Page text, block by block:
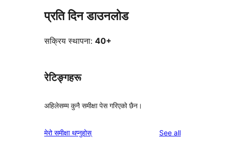
प्रति दिन डाउनलोड
सक्रिय स्थापना: 40+
रेटिङ्गहरू
अहिलेसम्म कुनै समीक्षा पेस गरिएको छैन।
मेरो समीक्षा थप्नुहोस् See allreviews